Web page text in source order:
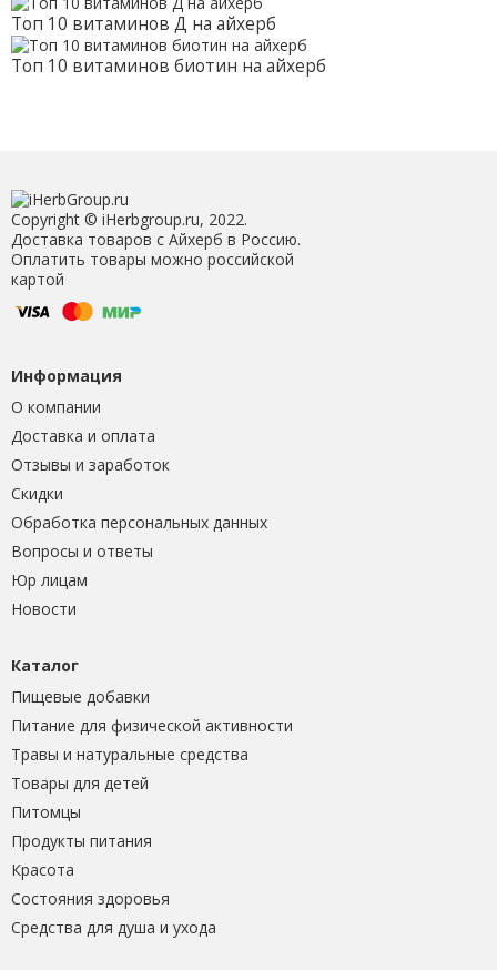
Топ 10 витаминов Д на айхерб
Топ 10 витаминов биотин на айхерб
Copyright © iHerbgroup.ru, 2022.
Доставка товаров с Айхерб в Россию.
Оплатить товары можно российской
картой
Информация
О компании
Доставка и оплата
Отзывы и заработок
Скидки
Обработка персональных данных
Вопросы и ответы
Юр лицам
Новости
Каталог
Пищевые добавки
Питание для физической активности
Травы и натуральные средства
Товары для детей
Питомцы
Продукты питания
Красота
Состояния здоровья
Средства для душа и ухода